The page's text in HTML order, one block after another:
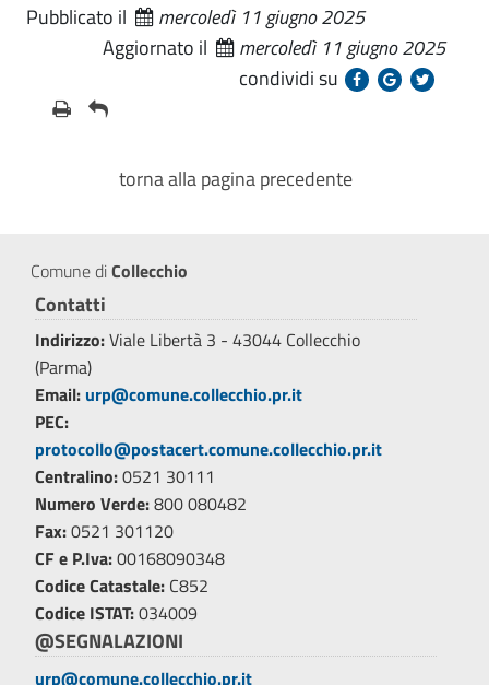
Pubblicato il
mercoledì 11 giugno 2025
Aggiornato il
mercoledì 11 giugno 2025
condividi su
torna alla pagina precedente
Comune diCollecchio
Contatti
Indirizzo:Viale Libertà 3 - 43044 Collecchio
(Parma)
Email: urp@comune.collecchio.pr.it
PEC:
protocollo@postacert.comune.collecchio.pr.it
Centralino:0521 30111
Numero Verde:800 080482
Fax:0521 301120
CF e P.Iva:00168090348
Codice Catastale: C852
Codice ISTAT:034009
@SEGNALAZIONI
urp@comune.collecchio.pr.it